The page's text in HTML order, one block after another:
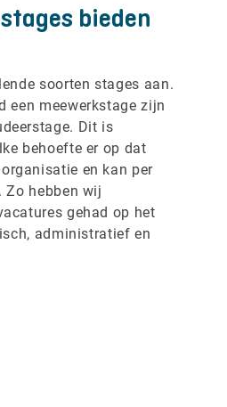
bieden
soorten stages aan.
een meewerkstage zijn
Dit is
behoefte er op dat
en kan per
Zo hebben wij
gehad op het
administratief en